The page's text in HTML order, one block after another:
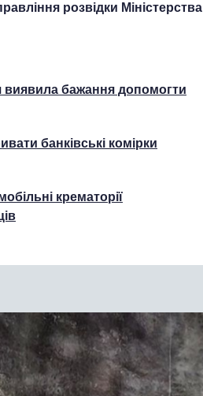
розвідки Міністерства
виявила бажання допомогти
банківські комірки
крематорії